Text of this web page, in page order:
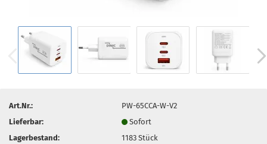
Art.Nr.:
PW-65CCA-W-V2
Lieferbar:
Sofort
Lagerbestand:
1183Stück